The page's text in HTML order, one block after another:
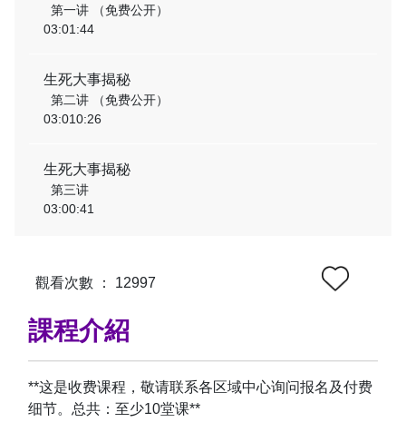
第一讲 （免费公开）
03:01:44
生死大事揭秘
第二讲 （免费公开）
03:010:26
生死大事揭秘
第三讲
03:00:41
第四讲
生死大事揭秘
00:21:12
觀看次數 ： 12997
課程介紹
**这是收费课程，敬请联系各区域中心询问报名及付费
细节。总共：至少10堂课**